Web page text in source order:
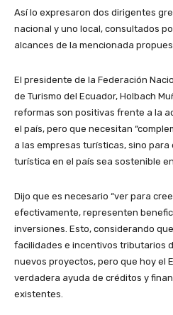
Así lo expresaron dos dirigentes
nacional y uno local, consultados
alcances de la mencionada
El presidente de la Federación
de Turismo del Ecuador, Holbach
reformas son positivas frente a la
el país, pero que necesitan
a las empresas turísticas, sino
turística en el país sea sostenible
Dijo que es necesario “ver para
efectivamente, representen
inversiones. Esto, considerando
facilidades e incentivos tributarios
nuevos proyectos, pero que hoy el
verdadera ayuda de créditos y
existentes.